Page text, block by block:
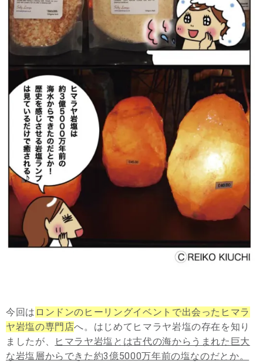
今回は ロンドンのヒーリングイベントで出会ったヒマラ
ヤ岩塩の専門店へ。はじめてヒマラヤ岩塩の存在を知り
ましたが、
ヒマラヤ岩塩とは古代の海からうまれた巨大
な岩塩層からできた約3億5000万年前の塩なのだとか。